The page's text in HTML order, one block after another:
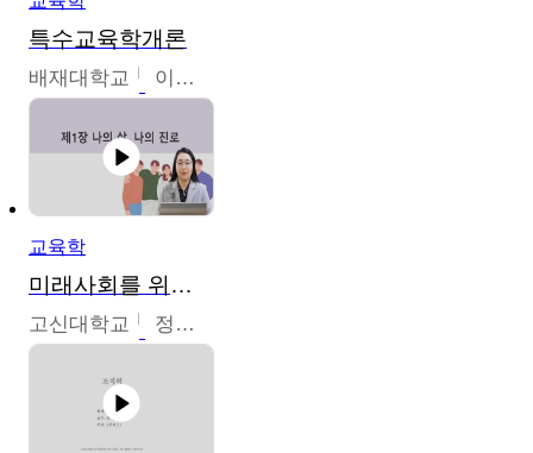
특수교육학개론
배재대학교 이현주
교육학
미래사회를 위한 진로 탐색 및 설계
고신대학교 정주영